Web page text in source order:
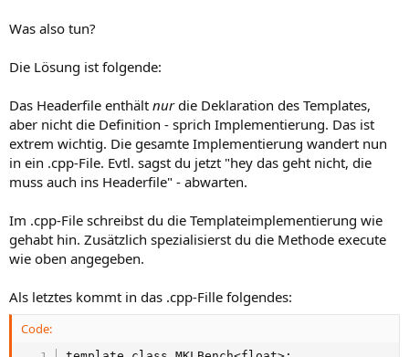
Was also tun?
Die Lösung ist folgende:
Das Headerfile enthält nurdie Deklaration des Templates,
aber nicht die Definition - sprich Implementierung. Das ist
extrem wichtig. Die gesamte Implementierung wandert nun
in ein .cpp-File. Evtl. sagst du jetzt "hey das geht nicht, die
muss auch ins Headerfile" - abwarten.
Im .cpp-File schreibst du die Templateimplementierung wie
gehabt hin. Zusätzlich spezialisierst du die Methode execute
wie oben angegeben.
Als letztes kommt in das .cpp-Fille folgendes:
Code: